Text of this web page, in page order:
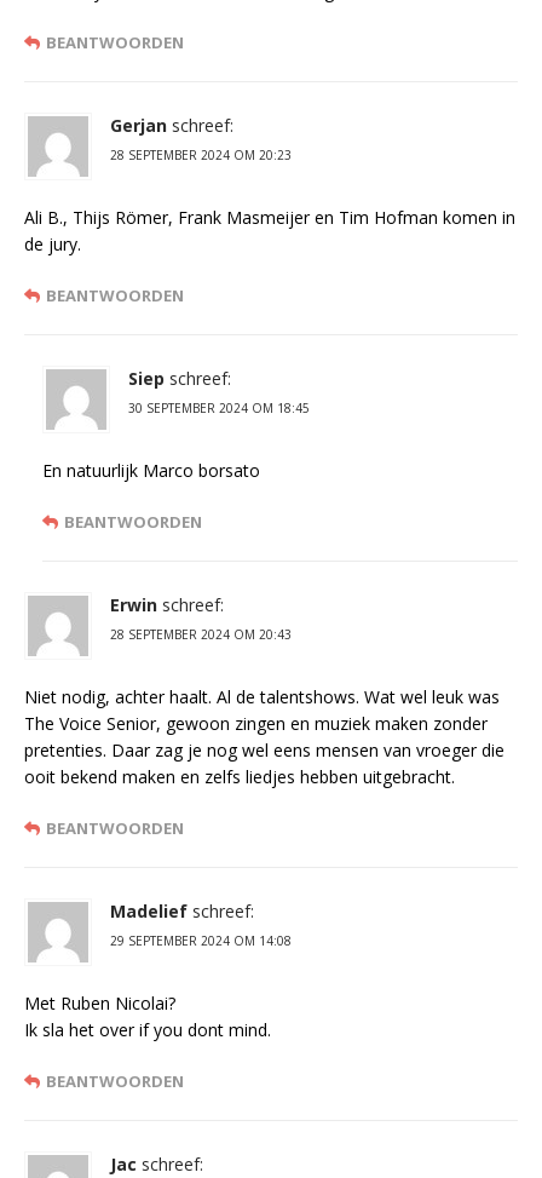
BEANTWOORDEN
Gerjan schreef:
28 SEPTEMBER 2024 OM 20:23
Ali B., Thijs Römer, Frank Masmeijer en Tim Hofman komen in
de jury.
BEANTWOORDEN
Siep schreef:
30 SEPTEMBER 2024 OM 18:45
En natuurlijk Marco borsato
BEANTWOORDEN
Erwin schreef:
28 SEPTEMBER 2024 OM 20:43
Niet nodig, achter haalt. Al de talentshows. Wat wel leuk was
The Voice Senior, gewoon zingen en muziek maken zonder
pretenties. Daar zag je nog wel eens mensen van vroeger die
ooit bekend maken en zelfs liedjes hebben uitgebracht.
BEANTWOORDEN
Madelief schreef:
29 SEPTEMBER 2024 OM 14:08
Met Ruben Nicolai?
Ik sla het over if you dont mind.
BEANTWOORDEN
Jac schreef: